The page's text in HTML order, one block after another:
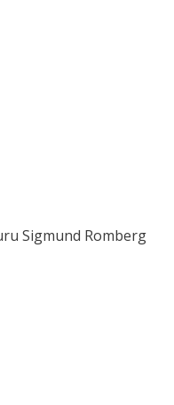
Sigmund Romberg